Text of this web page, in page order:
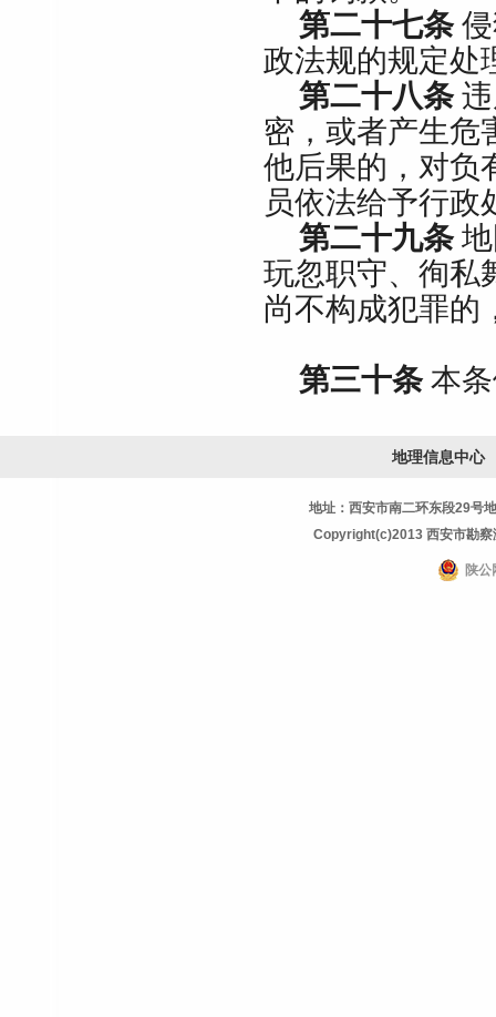
第二十七条侵
政法规的规定处
第二十八条违
密，或者产生危
他后果的，对负
员依法给予行政
第二十九条地
玩忽职守、徇私
尚不构成犯罪的
第三十条本
地理信息中心
地址：西安市南二环东段29号
Copyright(c)2013 西安市勘
陕